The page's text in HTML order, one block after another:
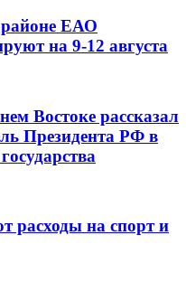
ЕАО
на 9-12 августа
Востоке рассказал
Президента РФ в
расходы на спорт и